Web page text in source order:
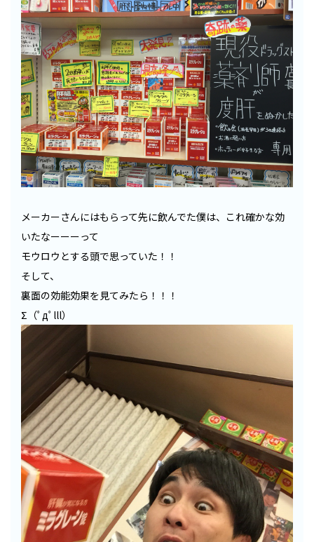
メーカーさんにはもらって先に飲んでた僕は、これ確かな効
いたなーーーって
モウロウとする頭で思っていた！！
そして、
裏面の効能効果を見てみたら！！！
Σ（ﾟдﾟlll）